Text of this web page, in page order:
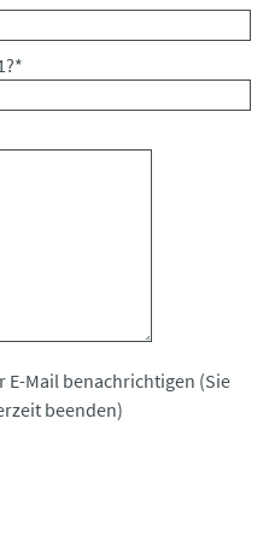
*
E-Mail benachrichtigen (Sie
beenden)